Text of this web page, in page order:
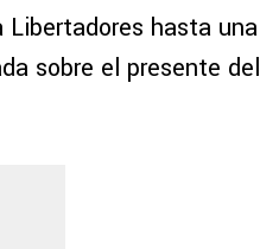
hasta una
sobre el presente del